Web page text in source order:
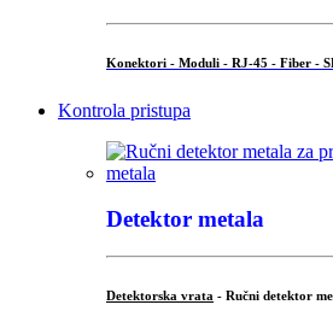
Konektori - Moduli - RJ-45 - Fiber -
Kontrola pristupa
Detektor metala
Detektorska vrata - Ručni detektor